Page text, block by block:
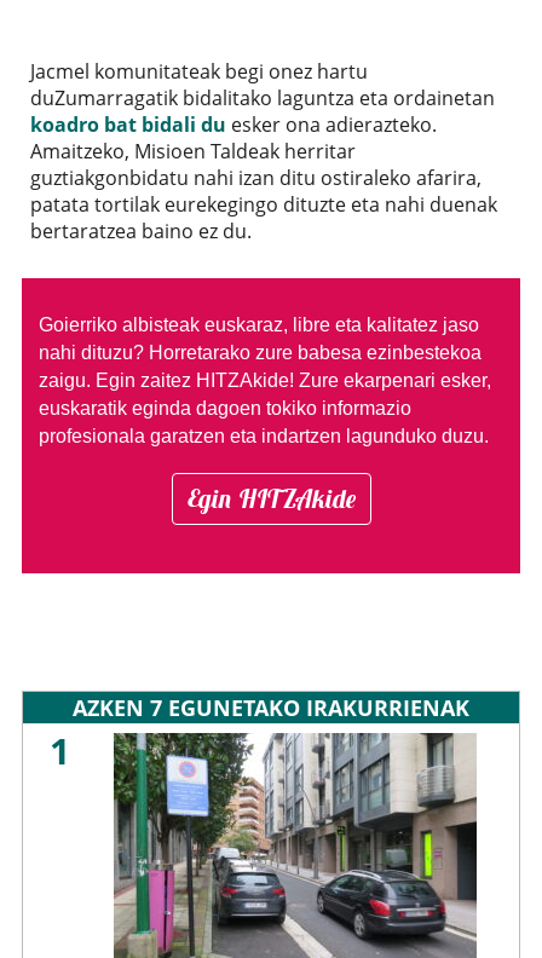
Jacmel komunitateak begi onez hartu
duZumarragatik bidalitako laguntza eta ordainetan
koadro bat bidali du esker ona adierazteko.
Amaitzeko, Misioen Taldeak herritar
guztiakgonbidatu nahi izan ditu ostiraleko afarira,
patata tortilak eurekegingo dituzte eta nahi duenak
bertaratzea baino ez du.
Goierriko albisteak euskaraz, libre eta kalitatez jaso
nahi dituzu? Horretarako zure babesa ezinbestekoa
zaigu. Egin zaitez HITZAkide! Zure ekarpenari esker,
euskaratik eginda dagoen tokiko informazio
profesionala garatzen eta indartzen lagunduko duzu.
Egin HITZAkide
AZKEN 7 EGUNETAKO IRAKURRIENAK
1